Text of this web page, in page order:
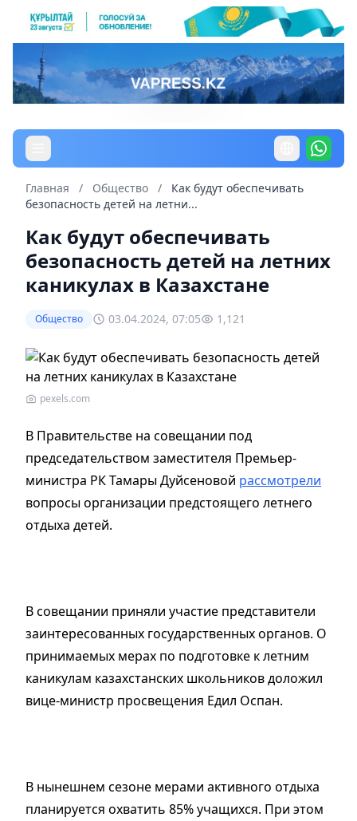
Главная / Общество /
Как будут обеспечивать
безопасность детей на летни...
Как будут обеспечивать
безопасность детей на летних
каникулах в Казахстане
Общество 03.04.2024, 07:05 1,121
pexels.com
В Правительстве на совещании под
председательством заместителя Премьер-
министра РК Тамары Дуйсеновой рассмотрели
вопросы организации предстоящего летнего
отдыха детей.
В совещании приняли участие представители
заинтересованных государственных органов. О
принимаемых мерах по подготовке к летним
каникулам казахстанских школьников доложил
вице-министр просвещения Едил Оспан.
В нынешнем сезоне мерами активного отдыха
планируется охватить 85% учащихся. При этом